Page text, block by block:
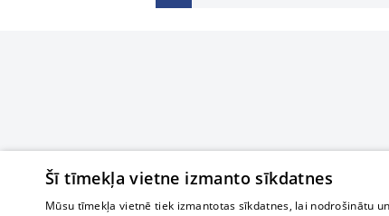
Šī tīmekļa vietne izmanto sīkdatnes
Mūsu tīmekļa vietnē tiek izmantotas sīkdatnes, lai nodrošinātu